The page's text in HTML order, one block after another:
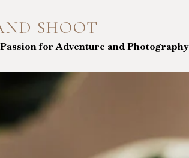
SHOOT
for Adventure and Photography